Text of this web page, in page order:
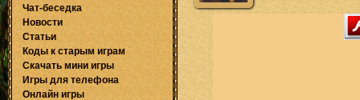
Чат-беседка
Новости
Статьи
Коды к старым играм
Скачать мини игры
Игры для телефона
Онлайн игры